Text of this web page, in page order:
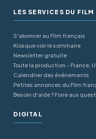
LES SERVICES DU
S'abonner au Film français
Kiosque voir le sommaire
Newsletter gratuite
Toute la production - France,
Calendrier des événements
Petites annonces du Film
Besoin d'aide ? Foire aux
DIGITAL